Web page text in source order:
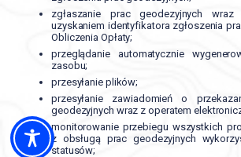
zgłaszanie prac geodezyjnych wraz
uzyskaniem identyfikatora zgłoszenia
Obliczenia Opłaty;
przeglądanie automatycznie
zasobu;
przesyłanie plików;
przesyłanie zawiadomień o
geodezyjnych wraz z operatem
monitorowanie przebiegu wszystkich
z obsługą prac geodezyjnych
statusów;